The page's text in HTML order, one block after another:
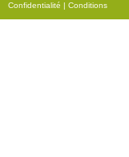
Confidentialité | Conditions